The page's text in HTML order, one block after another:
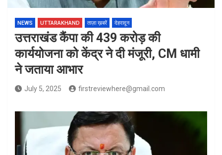
NEWS UTTARAKHAND ताज़ा ख़बरें देहरादून
उत्तराखंड कैंपा की 439 करोड़ की
कार्ययोजना को केंद्र ने दी मंजूरी, CM धामी
ने जताया आभार
July 5, 2025 firstreviewhere@gmail.com